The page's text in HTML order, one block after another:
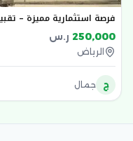
فرصة استثمارية مميزة –
250,000 ر.س
الرياض
ج جمال